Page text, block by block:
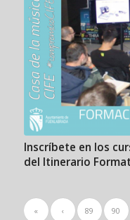
Inscríbete en los
del Itinerario
« ‹ 89 90